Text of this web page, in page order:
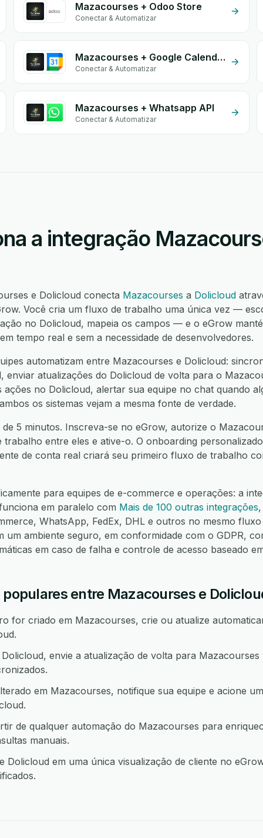
Mazacourses + Odoo Store
Conectar & Automatizar
Mazacourses + Google Calendar
Conectar & Automatizar
Mazacourses + Whatsapp API
Conectar & Automatizar
a integração
e Dolicloud conecta Mazacourses a Dolicloud
Você cria um fluxo de trabalho uma única vez —
no Dolicloud, mapeia os campos — e o eGrow
tempo real e sem a necessidade de desenvolvedores.
automatizam entre Mazacourses e Dolicloud:
enviar atualizações do Dolicloud de volta para o
ações no Dolicloud, alertar sua equipe no chat quando
os sistemas vejam a mesma fonte de verdade.
5 minutos. Inscreva-se no eGrow, autorize o
entre eles e ative-o. O onboarding
de conta real criará seu primeiro fluxo de trabalho
para equipes de e-commerce e operações: a
em paralelo com Mais de 100 outras integrações
WhatsApp, FedEx, DHL e outros no mesmo
um ambiente seguro, em conformidade com o GDPR,
em caso de falha e controle de acesso baseado
entre Mazacourses e
for criado em Mazacourses, crie ou atualize
envie a atualização de volta para Mazacourses
em Mazacourses, notifique sua equipe e acione
de qualquer automação do Mazacourses para
manuais.
Dolicloud em uma única visualização de cliente no